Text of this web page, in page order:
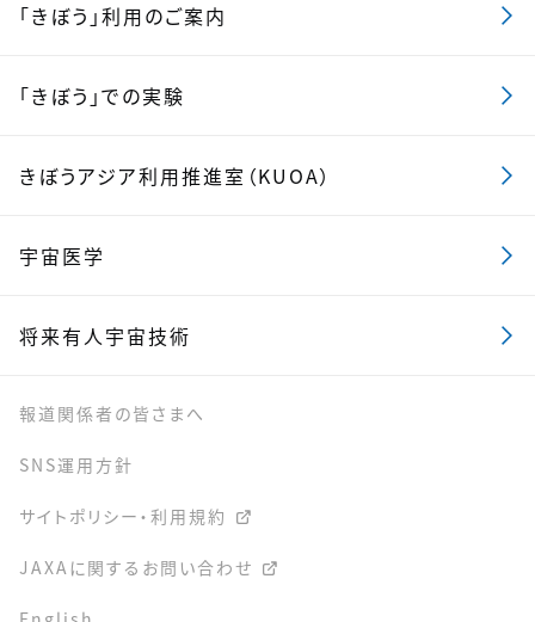
「きぼう」利用のご案内
「きぼう」での実験
きぼうアジア利用推進室（KUOA）
宇宙医学
将来有人宇宙技術
報道関係者の皆さまへ
SNS運用方針
サイトポリシー・利用規約
JAXAに関するお問い合わせ